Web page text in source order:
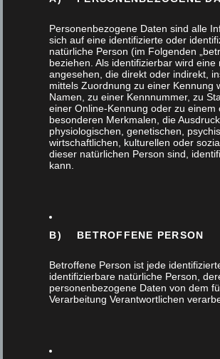
Fenster
Flurmöbel
Gartendesign
Haustür
Massivholz
Nachhaltigkeit
Personenbezogene Daten sind alle
sich auf eine identifizierte oder
natürliche Person (im Folgenden
beziehen. Als identifizierbar wird eine
angesehen, die direkt oder indirekt,
mittels Zuordnung zu einer Kennung
Namen, zu einer Kennnummer, zu
einer Online-Kennung oder zu einem
besonderen Merkmalen, die
physiologischen, genetischen,
wirtschaftlichen, kulturellen oder
dieser natürlichen Person sind,
kann.
B) BETROFFENE PERSON
Betroffene Person ist jede
identifizierbare natürliche Person,
personenbezogene Daten von dem
Verarbeitung Verantwortlichen